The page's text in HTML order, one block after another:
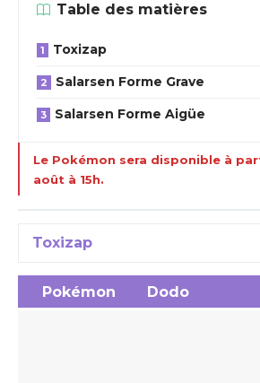
Table des matières
Toxizap
Salarsen Forme Grave
Salarsen Forme Aigüe
Le Pokémon sera disponible à
août à 15h.
Toxizap
Pokémon Dodo